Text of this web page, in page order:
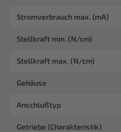
Stromverbrauch max. (mA)
Stellkraft min. (N/cm)
Stellkraft max. (N/cm)
Gehäuse
Anschlußtyp
Getriebe (Charakteristik)